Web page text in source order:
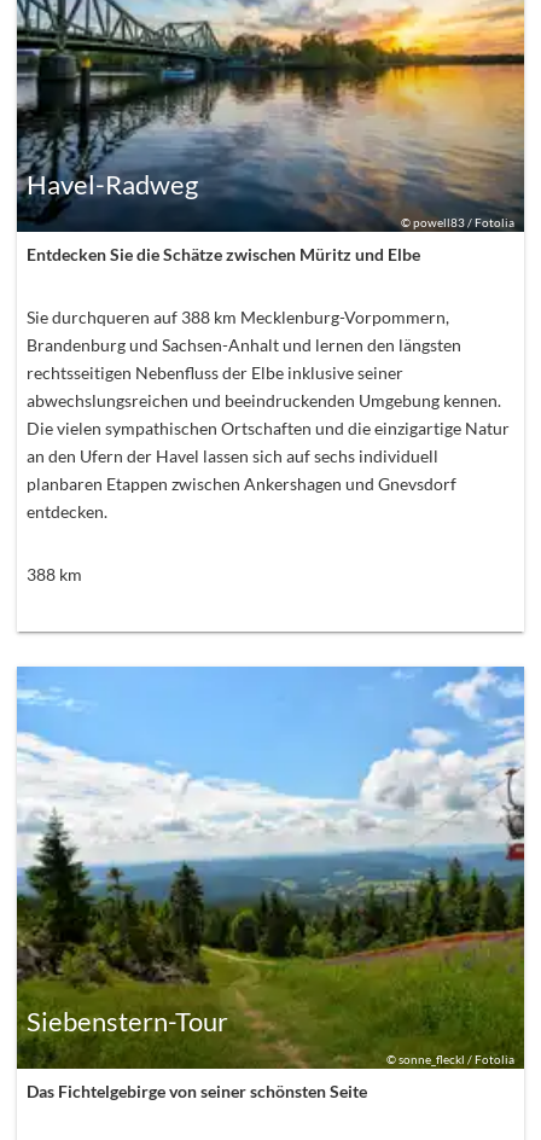
©powell83 / Fotolia
Havel-Radweg
Entdecken Sie die Schätze zwischen Müritz und Elbe
Sie durchqueren auf 388 km Mecklenburg-Vorpommern,
Brandenburg und Sachsen-Anhalt und lernen den längsten
rechtsseitigen Nebenfluss der Elbe inklusive seiner
abwechslungsreichen und beeindruckenden Umgebung kennen.
Die vielen sympathischen Ortschaften und die einzigartige Natur
an den Ufern der Havel lassen sich auf sechs individuell
planbaren Etappen zwischen Ankershagen und Gnevsdorf
entdecken.
388km
©sonne_fleckl / Fotolia
Siebenstern-Tour
Das Fichtelgebirge von seiner schönsten Seite